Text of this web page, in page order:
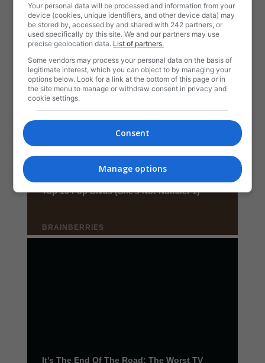
Your personal data will be processed and information from your
device (cookies, unique identifiers, and other device data) may
be stored by, accessed by and shared with 242 partners, or
used specifically by this site. We and our partners may use
precise geolocation data. List of partners.
Some vendors may process your personal data on the basis of
legitimate interest, which you can object to by managing your
options below. Look for a link at the bottom of this page or in
the site menu to manage or withdraw consent in privacy and
cookie settings.
Consent
Manage options